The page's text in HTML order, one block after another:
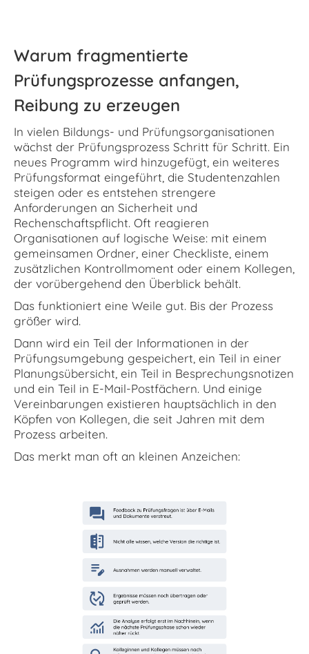
Warum fragmentierte
Prüfungsprozesse anfangen,
Reibung zu erzeugen
In vielen Bildungs- und Prüfungsorganisationen
wächst der Prüfungsprozess Schritt für Schritt. Ein
neues Programm wird hinzugefügt, ein weiteres
Prüfungsformat eingeführt, die Studentenzahlen
steigen oder es entstehen strengere
Anforderungen an Sicherheit und
Rechenschaftspflicht. Oft reagieren
Organisationen auf logische Weise: mit einem
gemeinsamen Ordner, einer Checkliste, einem
zusätzlichen Kontrollmoment oder einem Kollegen,
der vorübergehend den Überblick behält.
Das funktioniert eine Weile gut. Bis der Prozess
größer wird.
Dann wird ein Teil der Informationen in der
Prüfungsumgebung gespeichert, ein Teil in einer
Planungsübersicht, ein Teil in Besprechungsnotizen
und ein Teil in E-Mail-Postfächern. Und einige
Vereinbarungen existieren hauptsächlich in den
Köpfen von Kollegen, die seit Jahren mit dem
Prozess arbeiten.
Das merkt man oft an kleinen Anzeichen: